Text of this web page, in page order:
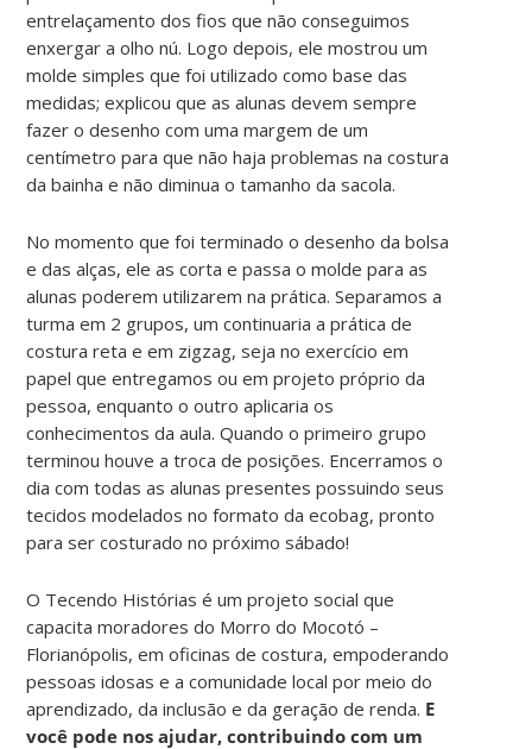
entrelaçamento dos fios que não conseguimos
enxergar a olho nú. Logo depois, ele mostrou um
molde simples que foi utilizado como base das
medidas; explicou que as alunas devem sempre
fazer o desenho com uma margem de um
centímetro para que não haja problemas na costura
da bainha e não diminua o tamanho da sacola.
No momento que foi terminado o desenho da bolsa
e das alças, ele as corta e passa o molde para as
alunas poderem utilizarem na prática. Separamos a
turma em 2 grupos, um continuaria a prática de
costura reta e em zigzag, seja no exercício em
papel que entregamos ou em projeto próprio da
pessoa, enquanto o outro aplicaria os
conhecimentos da aula. Quando o primeiro grupo
terminou houve a troca de posições. Encerramos o
dia com todas as alunas presentes possuindo seus
tecidos modelados no formato da ecobag, pronto
para ser costurado no próximo sábado!
O Tecendo Histórias é um projeto social que
capacita moradores do Morro do Mocotó –
Florianópolis, em oficinas de costura, empoderando
pessoas idosas e a comunidade local por meio do
aprendizado, da inclusão e da geração de renda. E
você pode nos ajudar, contribuindo com um